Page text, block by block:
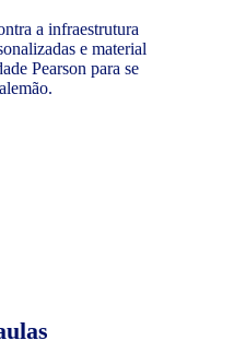
a infraestrutura
e material
Pearson para se